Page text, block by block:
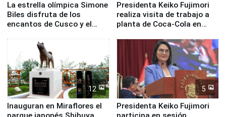
La estrella olímpica Simone
Biles disfruta de los
encantos de Cusco y el
Presidenta Keiko Fujimori
realiza visita de trabajo a
planta de Coca-Cola en
12
Inauguran en Miraflores el
5
Presidenta Keiko Fujimori